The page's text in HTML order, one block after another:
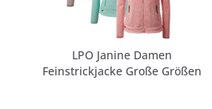
LPO Janine Damen
Feinstrickjacke Große Größen